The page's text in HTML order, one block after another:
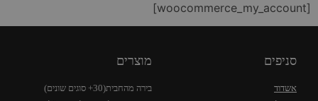
[woocommerce_my_account]
סניפים
אשדוד
מוצרים
בירה מהחבית(30+ סוגים שונים)